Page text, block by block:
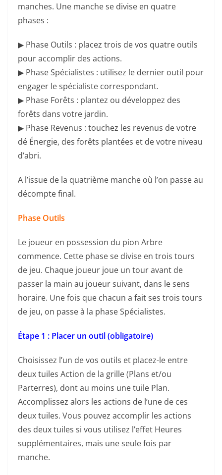
manches. Une manche se divise en quatre
phases :
▶ Phase Outils : placez trois de vos quatre outils
pour accomplir des actions.
▶ Phase Spécialistes : utilisez le dernier outil pour
engager le spécialiste correspondant.
▶ Phase Forêts : plantez ou développez des
forêts dans votre jardin.
▶ Phase Revenus : touchez les revenus de votre
dé Énergie, des forêts plantées et de votre niveau
d’abri.
A l’issue de la quatrième manche où l’on passe au
décompte final.
Phase Outils
Le joueur en possession du pion Arbre
commence. Cette phase se divise en trois tours
de jeu. Chaque joueur joue un tour avant de
passer la main au joueur suivant, dans le sens
horaire. Une fois que chacun a fait ses trois tours
de jeu, on passe à la phase Spécialistes.
Étape 1 : Placer un outil (obligatoire)
Choisissez l’un de vos outils et placez-le entre
deux tuiles Action de la grille (Plans et/ou
Parterres), dont au moins une tuile Plan.
Accomplissez alors les actions de l’une de ces
deux tuiles. Vous pouvez accomplir les actions
des deux tuiles si vous utilisez l’effet Heures
supplémentaires, mais une seule fois par
manche.